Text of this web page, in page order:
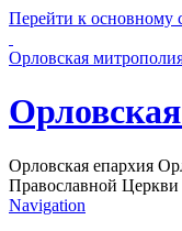
Перейти к основному
Орловская
Орловская епархия
Православной Церкви
Navigation